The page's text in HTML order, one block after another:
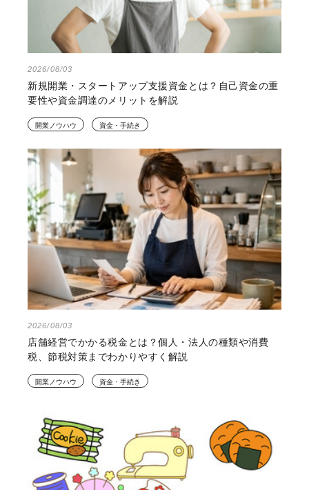
2026/08/03
新規開業・スタートアップ支援資金とは？自己資金の重
要性や資金調達のメリットを解説
開業ノウハウ 資金・手続き
2026/08/03
店舗経営でかかる税金とは？個人・法人の種類や消費
税、節税対策までわかりやすく解説
開業ノウハウ 資金・手続き